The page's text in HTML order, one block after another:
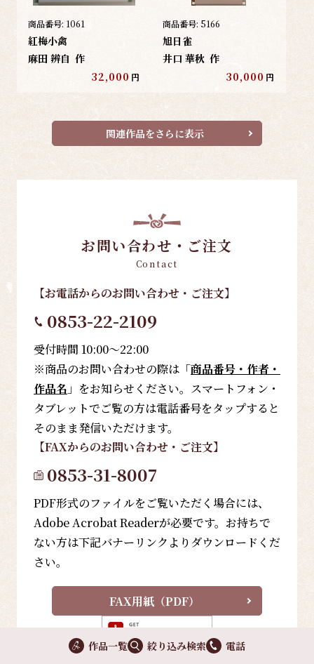
商品番号: 1061
紅梅小禽
麻田 辨自 作
32,000 円
商品番号: 5166
旭日雀
井口 華秋 作
30,000 円
関連作品をさらに表示
お問い合わせ・ご注文
Contact
【お電話からのお問い合わせ・ご注文】
0853-22-2109
受付時間 10:00～22:00
※商品のお問い合わせの際は「商品番号・作者・
作品名 」をお知らせください。スマートフォン・
タブレットでご覧の方は電話番号をタップすると
そのまま発信いただけます。
【FAXからのお問い合わせ・ご注文】
0853-31-8007
PDF形式のファイルをご覧いただく場合には、
Adobe Acrobat Readerが必要です。お持ちで
ない方は下記バナーリンクよりダウンロードくだ
さい。
FAX用紙（PDF）
【メールフォームからのお問い合わせ 】
作品一覧 絞り込み検索 電話